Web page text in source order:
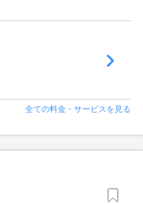
全ての料金・サービスを見る